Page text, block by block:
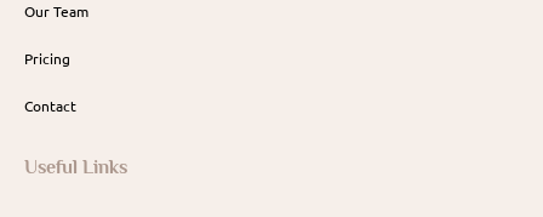
Our Team
Pricing
Contact
Useful Links